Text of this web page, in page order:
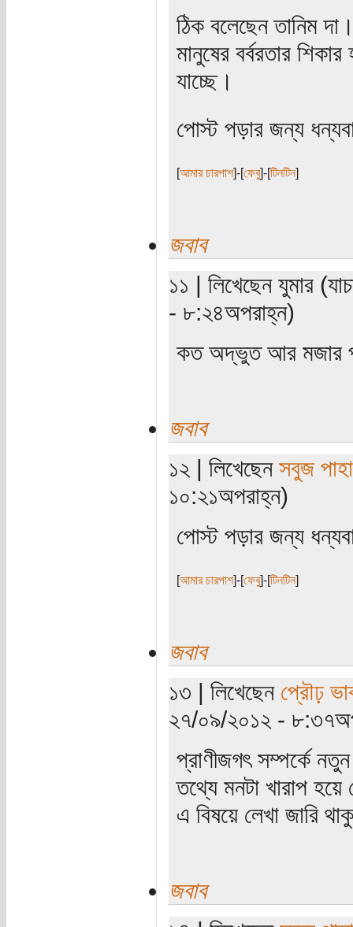
ঠিক বলেছেন তানিম
মানুষের বর্বরতার
যাচ্ছে।
পোস্ট পড়ার জন্য
[আমার চারপাশ]-[ফেবু]-[টিনটিন]
জবাব
১১ | লিখেছেন যুমার
- ৮:২৪অপরাহ্ন)
কত অদ্ভুত আর মজার
জবাব
১২ | লিখেছেন সবুজ
১০:২১অপরাহ্ন)
পোস্ট পড়ার জন্য
[আমার চারপাশ]-[ফেবু]-[টিনটিন]
জবাব
১৩ | লিখেছেন প্রৌঢ়
২৭/০৯/২০১২ -
প্রাণীজগৎ সম্পর্কে
তথ্যে মনটা খারাপ
এ বিষয়ে লেখা জারি
জবাব